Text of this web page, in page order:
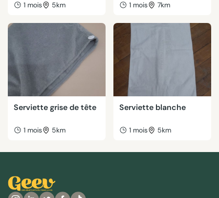
1 mois 5km 1 mois 7km
Serviette grise de tête
1 mois 5km
Serviette blanche
1 mois 5km